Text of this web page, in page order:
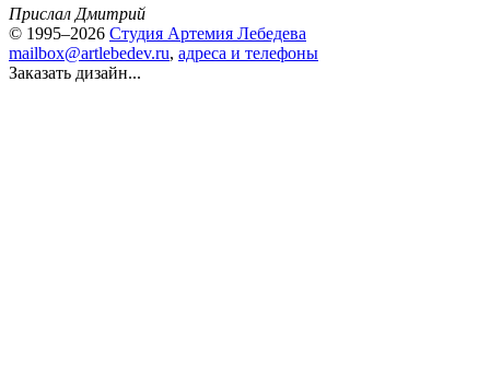
Прислал Дмитрий
© 1995–2026 Студия Артемия Лебедева
mailbox@artlebedev.ru, адреса и телефоны
Заказать дизайн...